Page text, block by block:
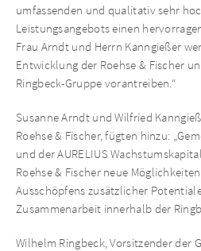
umfassenden und qualitativ sehr
Leistungsangebots einen
Frau Arndt und Herrn Kanngießer
Entwicklung der Roehse & Fischer
Ringbeck-Gruppe vorantreiben.“
Susanne Arndt und Wilfried
Roehse & Fischer, fügten hinzu:
und der AURELIUS
Roehse & Fischer neue
Ausschöpfens zusätzlicher
Zusammenarbeit innerhalb der
Wilhelm Ringbeck, Vorsitzender der